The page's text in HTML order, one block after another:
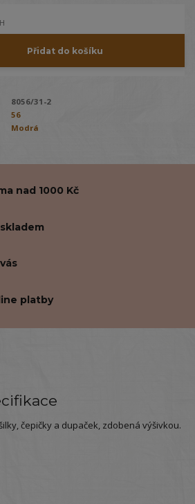
Přidat do košíku
8056/31-2
56
Modrá
nad 1000 Kč
platby
čepičky a dupaček, zdobená výšivkou.